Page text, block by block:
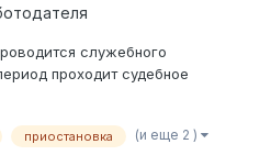
служебного
проходит судебное
решения суда?
приостановка (и еще 2 )